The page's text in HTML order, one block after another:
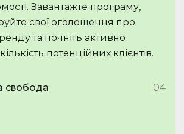
Завантажте програму,
свої оголошення про
та почніть активно
потенційних клієнтів.
свобода 04